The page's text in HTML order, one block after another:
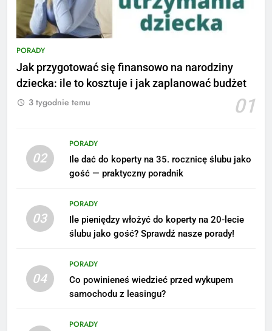
PORADY
Jak przygotować się finansowo na narodziny
dziecka: ile to kosztuje i jak zaplanować budżet
01
3 tygodnie temu
02
PORADY
Ile dać do koperty na 35. rocznicę ślubu jako
gość — praktyczny poradnik
03
PORADY
Ile pieniędzy włożyć do koperty na 20-lecie
ślubu jako gość? Sprawdź nasze porady!
04
PORADY
Co powinieneś wiedzieć przed wykupem
samochodu z leasingu?
PORADY
stanowisku
ZAROBKI